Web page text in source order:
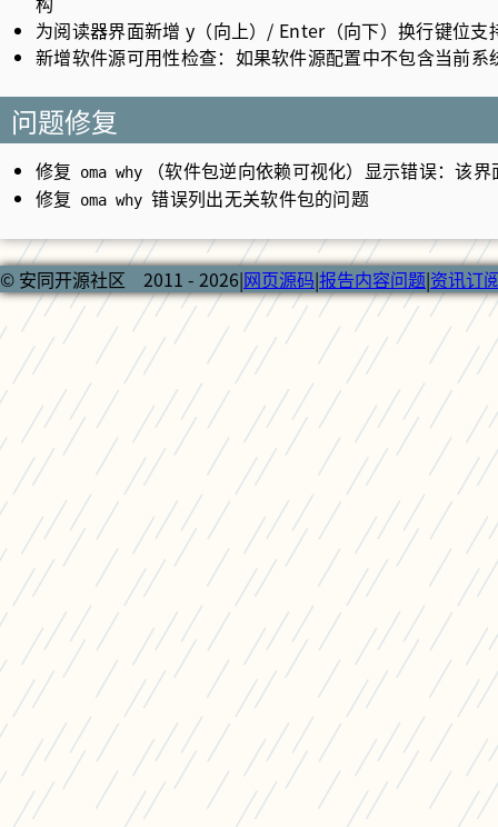
为阅读器界面新增 y（向上）/ Enter（向下）换行键位支
新增软件源可用性检查：如果软件源配置中不包含当前
问题修复
修复 oma why
（软件包逆向依赖可视化）显示错误：该
修复
oma why 错误列出无关软件包的问题
© 安同开源社区 2011 - 2026|网页源码|报告内容问题|资讯订